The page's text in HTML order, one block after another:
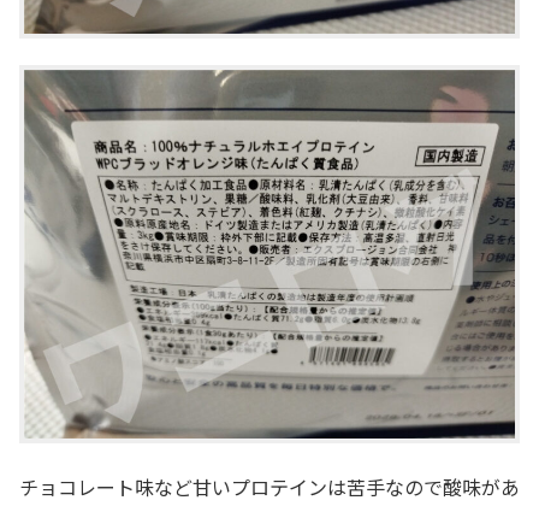
チョコレート味など甘いプロテインは苦手なので酸味があ